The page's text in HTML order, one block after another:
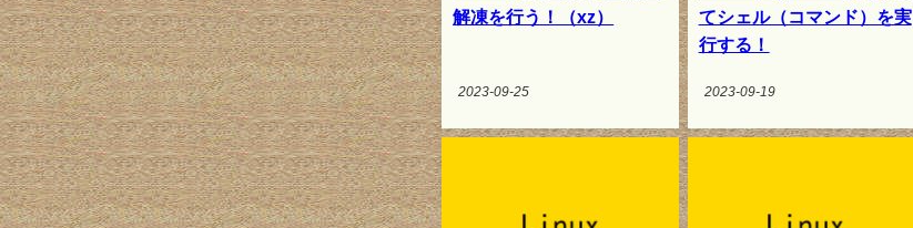
解凍を行う！（xz）
2023-09-25
てシェル（コマンド）を実
行する！
2023-09-19